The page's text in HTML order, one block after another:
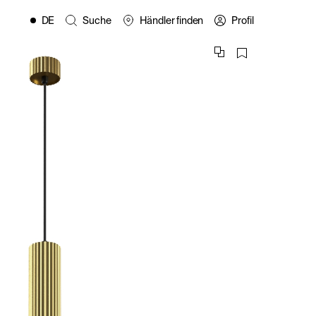
FR
ES
IT
DE Suche Händler finden Profil